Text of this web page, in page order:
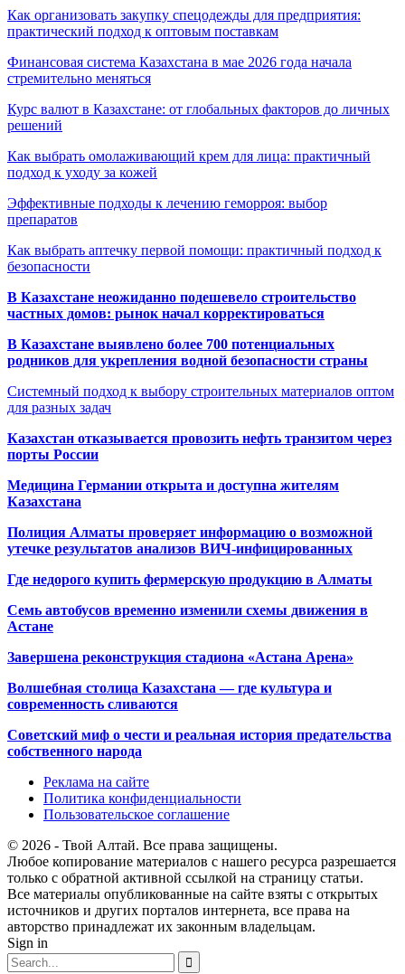
Как организовать закупку спецодежды для предприятия:
практический подход к оптовым поставкам
Финансовая система Казахстана в мае 2026 года начала
стремительно меняться
Курс валют в Казахстане: от глобальных факторов до личных
решений
Как выбрать омолаживающий крем для лица: практичный
подход к уходу за кожей
Эффективные подходы к лечению геморроя: выбор
препаратов
Как выбрать аптечку первой помощи: практичный подход к
безопасности
В Казахстане неожиданно подешевело строительство
частных домов: рынок начал корректироваться
В Казахстане выявлено более 700 потенциальных
родников для укрепления водной безопасности страны
Системный подход к выбору строительных материалов оптом
для разных задач
Казахстан отказывается провозить нефть транзитом через
порты России
Медицина Германии открыта и доступна жителям
Казахстана
Полиция Алматы проверяет информацию о возможной
утечке результатов анализов ВИЧ-инфицированных
Где недорого купить фермерскую продукцию в Алматы
Семь автобусов временно изменили схемы движения в
Астане
Завершена реконструкция стадиона «Астана Арена»
Волшебная столица Казахстана — где культура и
современность сливаются
Советский миф о чести и реальная история предательства
собственного народа
Реклама на сайте
Политика конфиденциальности
Пользовательское соглашение
© 2026 - Твой Алтай. Все права защищены.
Любое копирование материалов с нашего ресурса разрешается
только с обратной активной ссылкой на страницу статьи.
Все материалы опубликованные на сайте взяты с открытых
источников и других порталов интернета, все права на
авторство принадлежат их законным владельцам.
Sign in